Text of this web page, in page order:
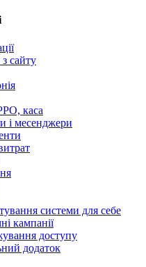
сайту
каса
і месенджери
системи для себе
кампанії
доступу
додаток